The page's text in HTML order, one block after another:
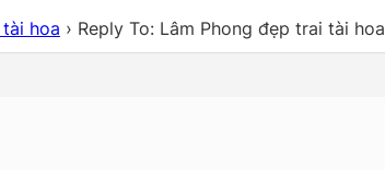
hoa › Reply To: Lâm Phong đẹp trai tài hoa